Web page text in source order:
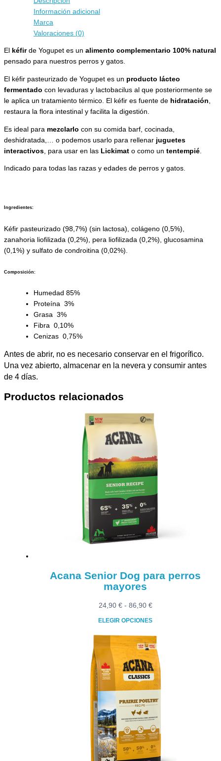
Información adicional
Marca
Valoraciones (0)
El kéfirde Yogupet es un alimento complementario 100% natural
pensado para nuestros perros y gatos.
El kéfir pasteurizado de Yogupet es un producto lácteo
fermentado con levaduras y lactobacilus al que posteriormente se
le aplica un tratamiento térmico. El kéfir es fuente de hidratación,
restaura la flora intestinal y facilita la digestión.
Es ideal para mezclarlo con su comida barf, cocinada,
deshidratada,… o podemos usarlo para rellenar juguetes
interactivos , para usar en las Lickimat o como un tentempié
Indicado para todas las razas y edades de perros y gatos.
Ingredientes:
Kéfir pasteurizado (98,7%) (sin lactosa), colágeno (0,5%),
zanahoria liofilizada (0,2%), pera liofilizada (0,2%), glucosamina
(0,1%) y sulfato de condroitina (0,02%).
Composición:
Humedad 85%
Proteína 3%
Grasa 3%
Fibra 0,10%
Cenizas 0,75%
Antes de abrir, no es necesario conservar en el frigorífico.
Una vez abierto, almacenar en la nevera y consumir antes
de 4 días.
Productos relacionados
Acana Senior Dog para perros
mayores
24,90 € - 86,90 €Rango
desde
24,90 €
hasta
86,90 €
ELEGIR OPCIONES
Este
producto
múltiples
variantes.
Las
opciones
se
pueden
elegir
en
la